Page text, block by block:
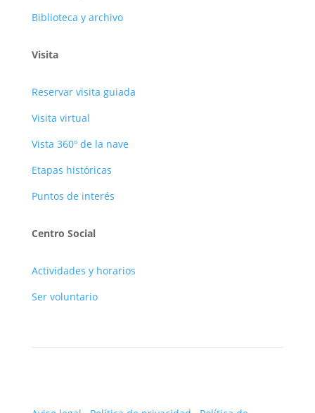
Biblioteca y archivo
Visita
Reservar visita guiada
Visita virtual
Vista 360º de la nave
Etapas históricas
Puntos de interés
Centro Social
Actividades y horarios
Ser voluntario